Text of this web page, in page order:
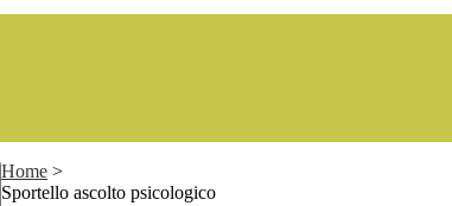
Home >
Sportello ascolto psicologico